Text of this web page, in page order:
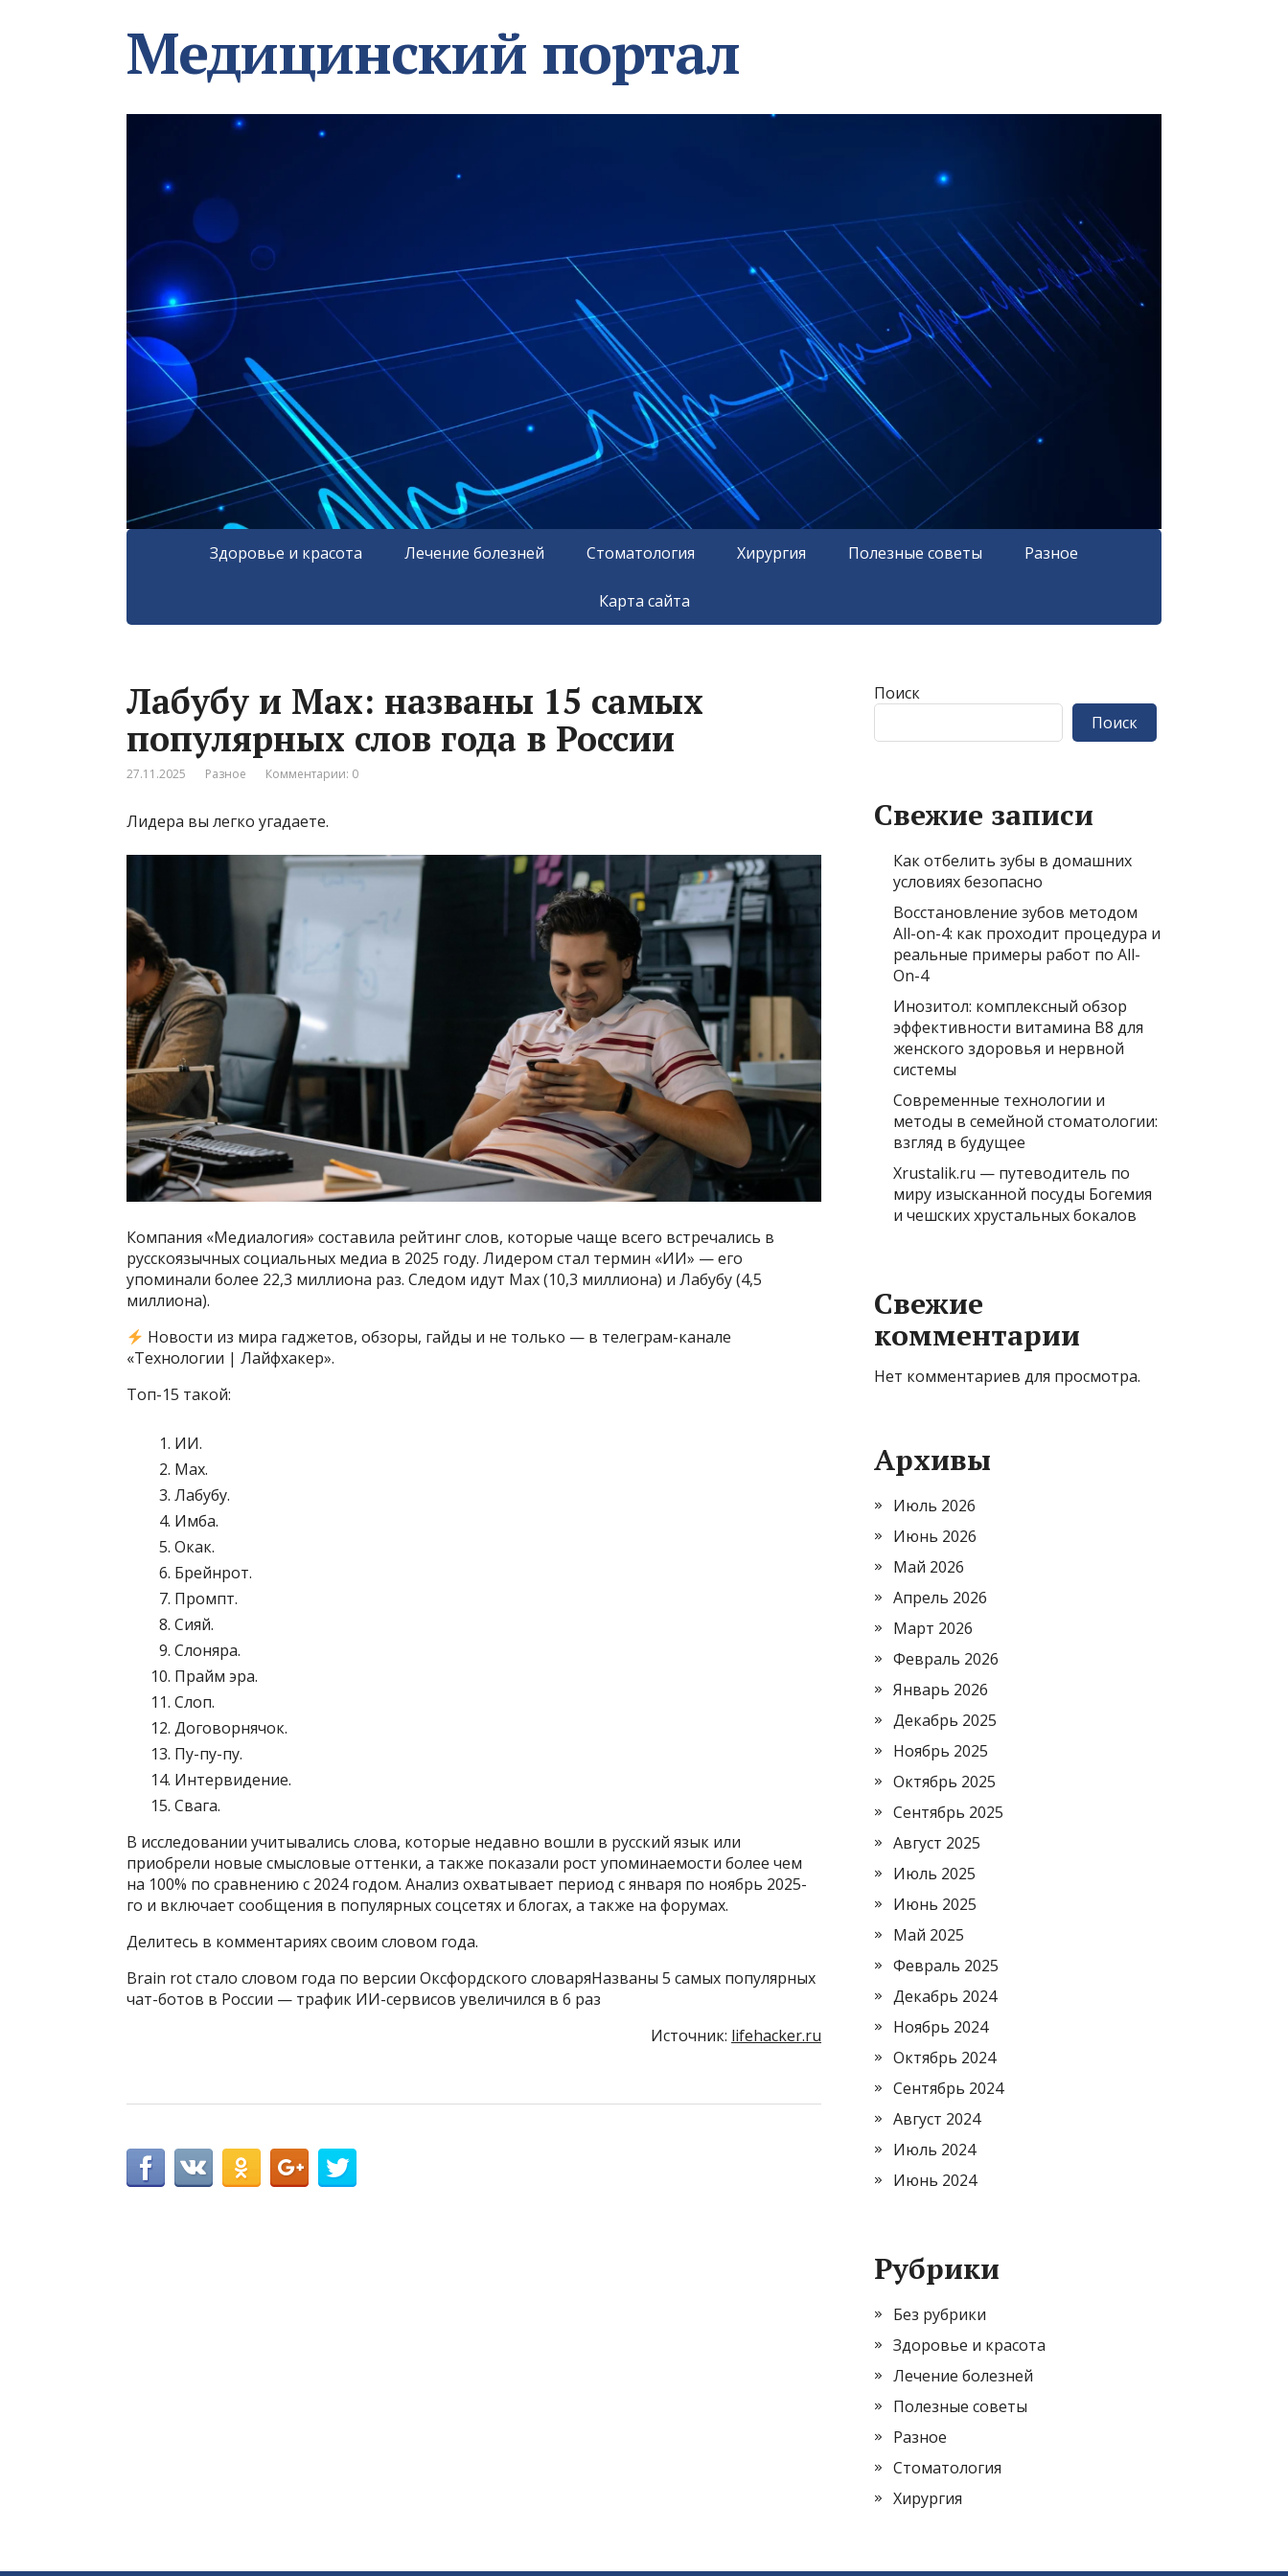
Медицинский портал
Здоровье и красота Лечение болезней Стоматология Хирургия Полезные советы Разное
Карта сайта
Лабубу и Max: названы 15 самых
популярных слов года в России
27.11.2025 Разное Комментарии: 0
Лидера вы легко угадаете.
Компания «Медиалогия» составила рейтинг слов, которые чаще всего встречались в
русскоязычных социальных медиа в 2025 году. Лидером стал термин «ИИ» — его
упоминали более 22,3 миллиона раз. Следом идут Max (10,3 миллиона) и Лабубу (4,5
миллиона).
Новости из мира гаджетов, обзоры, гайды и не только — в телеграм-канале
«Технологии | Лайфхакер».
Топ-15 такой:
ИИ.
Max.
Лабубу.
Имба.
Окак.
Брейнрот.
Промпт.
Сияй.
Слоняра.
Прайм эра.
Слоп.
Договорнячок.
Пу-пу-пу.
Интервидение.
Свага.
В исследовании учитывались слова, которые недавно вошли в русский язык или
приобрели новые смысловые оттенки, а также показали рост упоминаемости более чем
на 100% по сравнению с 2024 годом. Анализ охватывает период с января по ноябрь 2025-
го и включает сообщения в популярных соцсетях и блогах, а также на форумах.
Делитесь в комментариях своим словом года.
Brain rot стало словом года по версии Оксфордского словаряНазваны 5 самых популярных
чат-ботов в России — трафик ИИ-сервисов увеличился в 6 раз
Источник: lifehacker.ru
Поиск
Поиск
Свежие записи
Как отбелить зубы в домашних
условиях безопасно
Восстановление зубов методом
All-on-4: как проходит процедура и
реальные примеры работ по All-
On-4
Инозитол: комплексный обзор
эффективности витамина B8 для
женского здоровья и нервной
системы
Современные технологии и
методы в семейной стоматологии:
взгляд в будущее
Xrustalik.ru — путеводитель по
миру изысканной посуды Богемия
и чешских хрустальных бокалов
Свежие
комментарии
Нет комментариев для просмотра.
Архивы
Июль 2026
Июнь 2026
Май 2026
Апрель 2026
Март 2026
Февраль 2026
Январь 2026
Декабрь 2025
Ноябрь 2025
Октябрь 2025
Сентябрь 2025
Август 2025
Июль 2025
Июнь 2025
Май 2025
Февраль 2025
Декабрь 2024
Ноябрь 2024
Октябрь 2024
Сентябрь 2024
Август 2024
Июль 2024
Июнь 2024
Рубрики
Без рубрики
Здоровье и красота
Лечение болезней
Полезные советы
Разное
Стоматология
Хирургия